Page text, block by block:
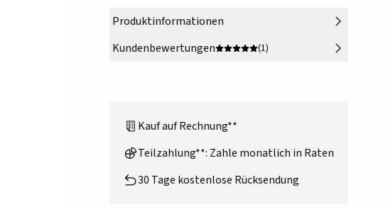
Produktinformationen
Kundenbewertungen
(1)
Kauf auf Rechnung**
Teilzahlung**: Zahle monatlich in Raten
30 Tage kostenlose Rücksendung